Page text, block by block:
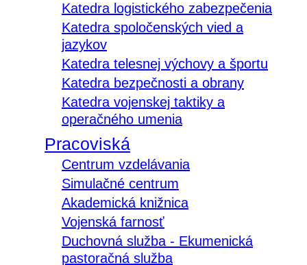
Katedra logistického zabezpečenia
Katedra spoločenských vied a
jazykov
Katedra telesnej výchovy a športu
Katedra bezpečnosti a obrany
Katedra vojenskej taktiky a
operačného umenia
Pracoviská
Centrum vzdelávania
Simulačné centrum
Akademická knižnica
Vojenská farnosť
Duchovná služba - Ekumenická
pastoračná služba